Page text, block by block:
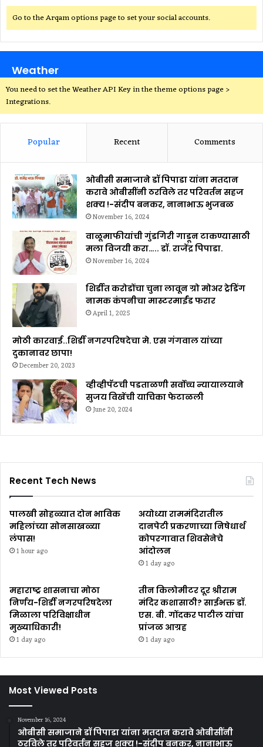
Go to the Arqam options page to set your social accounts.
Weather
You need to set the Weather API Key in the theme options page >
Integrations.
Popular Recent Comments
ओबीसी समाजाने डॉ पिपाडा यांना मतदान
करावे ओबीसींनी ठरविले तर परिवर्तन सहज
शक्य !-संदीप बनकर, नानाभाऊ भुजबळ
November 16, 2024
वाळूमाफीयांची गुंडगिरी गाडून टाकण्यासाठी
मला विजयी करा….. डॉ. राजेंद्र पिपाडा.
November 16, 2024
शिर्डीत करोडोंचा चुना लावून ग्रो मोअर ट्रेडिंग
नामक कंपनीचा मास्टरमाईंड फरार
April 1, 2025
मोठी कारवाई..शिर्डी नगरपरिषदेचा मे. एस गंगवाल यांच्या
दुकानावर छापा!
December 20, 2023
व्हीव्हीपॅटची पडताळणी सर्वोच्च न्यायालयाने
सुजय विखेंची याचिका फेटाळली
June 20, 2024
Recent Tech News
पालखी सोहळ्यात दोन भाविक
महिलांच्या सोनसाखळ्या
लंपास!
1 hour ago
अयोध्या राममंदिरातील
दानपेटी प्रकरणाच्या निषेधार्थ
कोपरगावात शिवसेनेचे
आंदोलन
1 day ago
महाराष्ट्र शासनाचा मोठा
निर्णय-शिर्डी नगरपरिषदेला
मिळाला परिविक्षाधीन
मुख्याधिकारी!
1 day ago
तीन किलोमीटर दूर श्रीराम
मंदिर कशासाठी? साईभक्त डॉ.
एस. बी. गोंदकर पाटील यांचा
प्रांजळ आग्रह
1 day ago
Most Viewed Posts
November 16, 2024
ओबीसी समाजाने डॉ पिपाडा यांना मतदान करावे ओबीसींनी
ठरविले तर परिवर्तन सहज शक्य !-संदीप बनकर, नानाभाऊ